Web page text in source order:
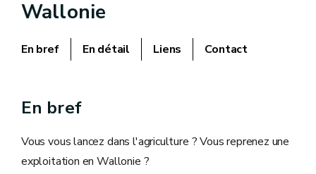
Wallonie
En bref En détail Liens Contact
En bref
Vous vous lancez dans l'agriculture ?Vous reprenez une
exploitation en Wallonie ?